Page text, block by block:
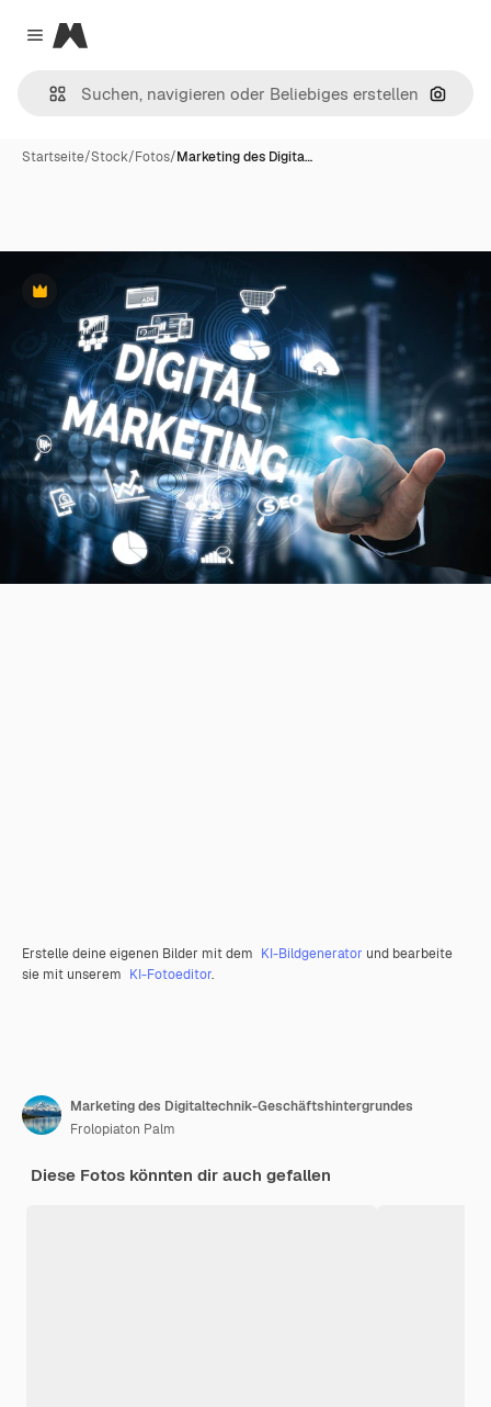
Close menu
Magnific
Nach
Startseite/Stock/Fotos/Marketing des Digita…
Premium
Erstelle deine eigenen Bilder mit dem KI-Bildgenerator und bearbeite
sie mit unserem KI-Fotoeditor.
Marketing des Digitaltechnik-Geschäftshintergrundes
Frolopiaton Palm
Diese Fotos könnten dir auch gefallen